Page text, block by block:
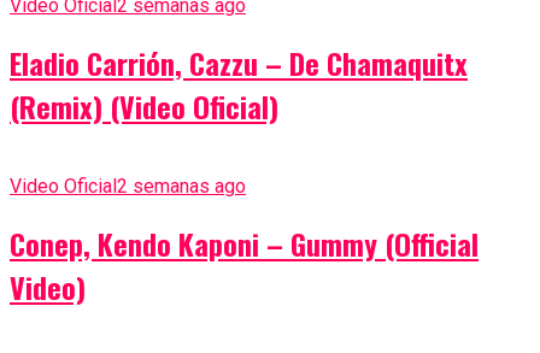
Video Oficial2 semanas ago
Eladio Carrión, Cazzu – De Chamaquitx
(Remix) (Video Oficial)
Video Oficial2 semanas ago
Conep, Kendo Kaponi – Gummy (Official
Video)